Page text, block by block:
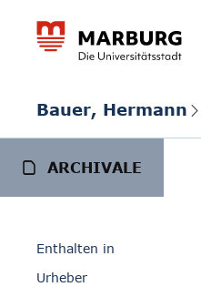
Bauer, Hermann
ARCHIVALE
Enthalten in
Urheber